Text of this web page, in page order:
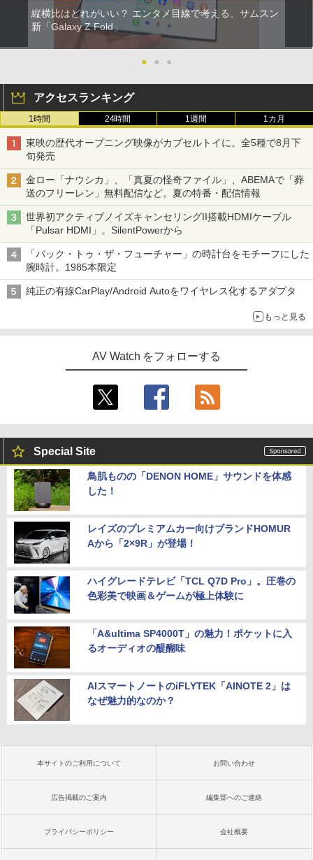
縦横比はどれがいい？ エンタメ目線で考える、サムスン
新「Galaxy Z Fold」
● ● ●
アクセスランキング
1時間 24時間 1週間 1カ月
東映の歴代オープニング映像がカプセルトイに。全5種で8月下
旬発売
金ロー「ナウシカ」、「真夏の怪奇ファイル」、ABEMAで「葬
送のフリーレン」無料配信など。夏の特番・配信情報
世界初アクティブノイズキャンセリングII搭載HDMIケーブル
「Pulsar HDMI」。SilentPowerから
「バック・トゥ・ザ・フューチャー」の時計台をモチーフにした
腕時計。1985本限定
純正の有線CarPlay/Android Autoをワイヤレス化するアダプタ
もっと見る
AV Watch をフォローする
Special Site
鳥肌ものの「DENON HOME」サウンドを体感
した！
レイズのプレミアムカー向けブランドHOMUR
Aから「2×9R」が登場！
ハイグレードテレビ「TCL Q7D Pro」。圧巻の
色彩美で映画＆ゲームが極上体験に
「A&ultima SP4000T」の魅力！ポケットに入
るオーディオの醍醐味
AIスマートノートのiFLYTEK「AINOTE 2」は
なぜ魅力的なのか？
本サイトのご利用について お問い合わせ
広告掲載のご案内 編集部へのご連絡
プライバシーポリシー 会社概要